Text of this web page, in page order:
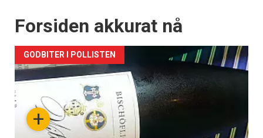
Forsiden akkurat nå
+
GODBITER I POLLISTEN